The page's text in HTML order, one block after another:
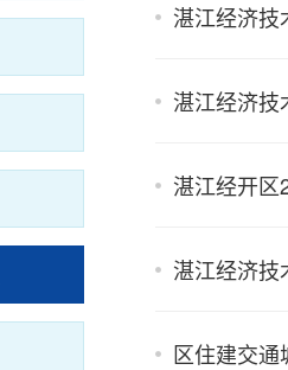
湛江经济
湛江经济
湛江经开区
湛江经济
区住建交